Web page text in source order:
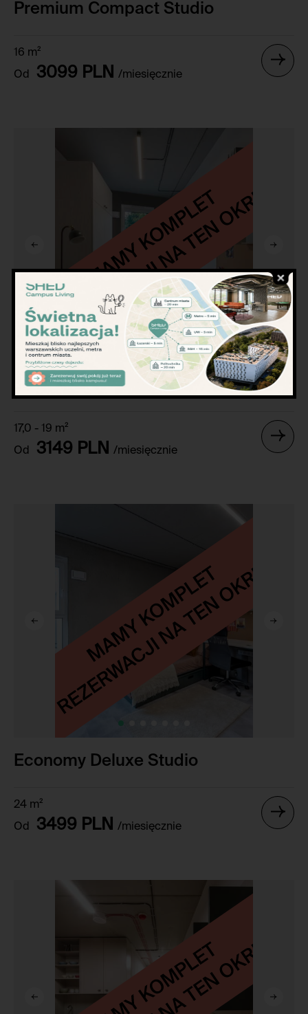
Premium Compact Studio
16 m²
Od
3099 PLN /miesięcznie
Premium Classic Studio
17,0 - 19 m²
Od
3149 PLN /miesięcznie
Economy Deluxe Studio
24 m²
Od
3499 PLN /miesięcznie